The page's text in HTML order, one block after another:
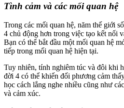
Tình cảm và các mối quan hệ
Trong các mối quan hệ, năm thế giới
4 chủ động hơn trong việc tạo kết nối
Bạn có thể bắt đầu một mối quan hệ
tiếp trong mối quan hệ hiện tại.
Tuy nhiên, tính nghiêm túc và đôi khi
đời 4 có thể khiến đối phương cảm
học cách lắng nghe nhiều cũng như
và cảm xúc.